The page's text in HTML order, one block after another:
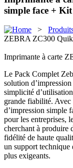
simple face + Kit
>
ZEBRA ZC300
Imprimante à carte
Le Pack Complet
solution
simplicité
grande fiabilité.
d’impression simple
pour les entreprises,
cherchant à produire
fidélité de haute
un support technique
plus exigeants.